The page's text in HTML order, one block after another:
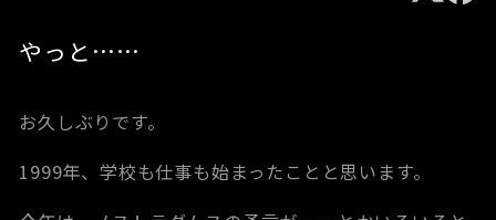
やっと……
お久しぶりです。
1999年、学校も仕事も始まったことと思います。